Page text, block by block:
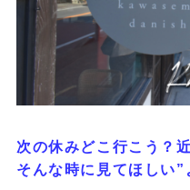
次の休みどこ行こう？
そんな時に見てほしい”